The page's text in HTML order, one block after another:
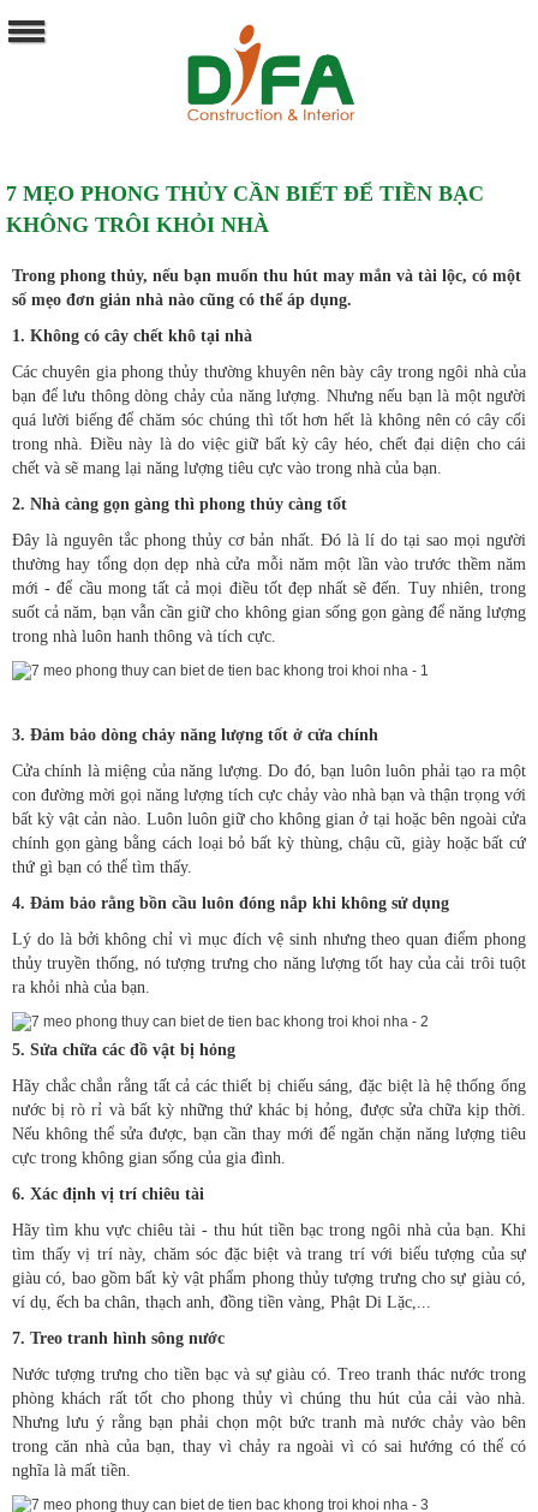
7 MẸO PHONG THỦY CẦN BIẾT ĐỂ TIỀN BẠC
KHÔNG TRÔI KHỎI NHÀ
Trong phong thủy, nếu bạn muốn thu hút may mắn và tài lộc, có một
số mẹo đơn giản nhà nào cũng có thể áp dụng.
1. Không có cây chết khô tại nhà
Các chuyên gia phong thủy thường khuyên nên bày cây trong ngôi nhà của
bạn để lưu thông dòng chảy của năng lượng. Nhưng nếu bạn là một người
quá lười biếng để chăm sóc chúng thì tốt hơn hết là không nên có cây cối
trong nhà. Điều này là do việc giữ bất kỳ cây héo, chết đại diện cho cái
chết và sẽ mang lại năng lượng tiêu cực vào trong nhà của bạn.
2. Nhà càng gọn gàng thì phong thủy càng tốt
Đây là nguyên tắc phong thủy cơ bản nhất. Đó là lí do tại sao mọi người
thường hay tổng dọn dẹp nhà cửa mỗi năm một lần vào trước thềm năm
mới - để cầu mong tất cả mọi điều tốt đẹp nhất sẽ đến. Tuy nhiên, trong
suốt cả năm, bạn vẫn cần giữ cho không gian sống gọn gàng để năng lượng
trong nhà luôn hanh thông và tích cực.
3. Đảm bảo dòng chảy năng lượng tốt ở cửa chính
Cửa chính là miệng của năng lượng. Do đó, bạn luôn luôn phải tạo ra một
con đường mời gọi năng lượng tích cực chảy vào nhà bạn và thận trọng với
bất kỳ vật cản nào. Luôn luôn giữ cho không gian ở tại hoặc bên ngoài cửa
chính gọn gàng bằng cách loại bỏ bất kỳ thùng, chậu cũ, giày hoặc bất cứ
thứ gì bạn có thể tìm thấy.
4. Đảm bảo rằng bồn cầu luôn đóng nắp khi không sử dụng
Lý do là bởi không chỉ vì mục đích vệ sinh nhưng theo quan điểm phong
thủy truyền thống, nó tượng trưng cho năng lượng tốt hay của cải trôi tuột
ra khỏi nhà của bạn.
5. Sửa chữa các đồ vật bị hỏng
Hãy chắc chắn rằng tất cả các thiết bị chiếu sáng, đặc biệt là hệ thống ống
nước bị rò rỉ và bất kỳ những thứ khác bị hỏng, được sửa chữa kịp thời.
Nếu không thể sửa được, bạn cần thay mới để ngăn chặn năng lượng tiêu
cực trong không gian sống của gia đình.
6. Xác định vị trí chiêu tài
Hãy tìm khu vực chiêu tài - thu hút tiền bạc trong ngôi nhà của bạn. Khi
tìm thấy vị trí này, chăm sóc đặc biệt và trang trí với biểu tượng của sự
giàu có, bao gồm bất kỳ vật phẩm phong thủy tượng trưng cho sự giàu có,
ví dụ, ếch ba chân, thạch anh, đồng tiền vàng, Phật Di Lặc,...
7. Treo tranh hình sông nước
Nước tượng trưng cho tiền bạc và sự giàu có. Treo tranh thác nước trong
phòng khách rất tốt cho phong thủy vì chúng thu hút của cải vào nhà.
Nhưng lưu ý rằng bạn phải chọn một bức tranh mà nước chảy vào bên
trong căn nhà của bạn, thay vì chảy ra ngoài vì có sai hướng có thể có
nghĩa là mất tiền.